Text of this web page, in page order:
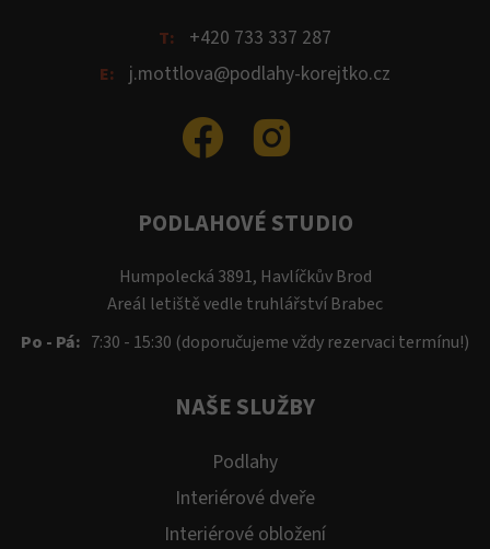
T: +420 733 337 287
E: j.mottlova@podlahy-korejtko.cz
PODLAHOVÉ STUDIO
Humpolecká 3891, Havlíčkův Brod
Areál letiště vedle truhlářství Brabec
Po - Pá: 7:30 - 15:30 (doporučujeme vždy rezervaci termínu!)
NAŠE SLUŽBY
Podlahy
Interiérové dveře
Interiérové obložení